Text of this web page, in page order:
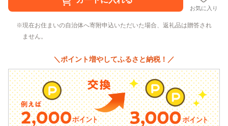
お気に入り
現在お住まいの自治体へ寄附申込いただいた場合、返礼品は贈答され
ません。
＼ポイント増やしてふるさと納税！／